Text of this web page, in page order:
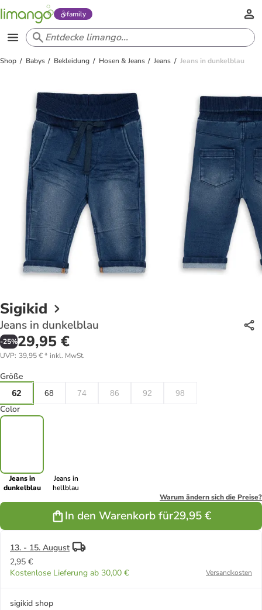
family
Shop Babys Bekleidung Hosen & Jeans Jeans Jeans in dunkelblau
Sigikid
Jeans in dunkelblau
-25%29,95 €
UVP: 39,95 €* inkl. MwSt.
Größe
62 68 74 86 92 98
Color
Jeans in
dunkelblau
Jeans in
hellblau
Warum ändern sich die Preise?
In den Warenkorb für29,95 €
13. - 15. August
2,95 €
Kostenlose Lieferung ab 30,00 €
Versandkosten
sigikid shop